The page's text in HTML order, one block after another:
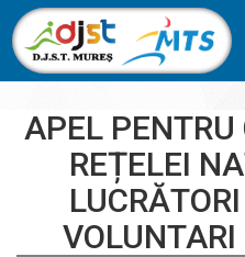
APEL
REȚELEI